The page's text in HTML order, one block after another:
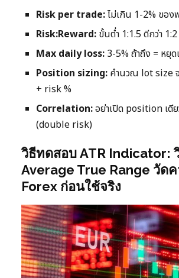
Risk per trade:ไม่เกิน 1-2% ของ
Risk:Reward: ขั้นต่ำ 1:1.5 ดีกว่า
Max daily loss: 3-5% ถ้าถึง = หยุ
Position sizing: คำนวณ lot size
+ risk %
Correlation:อย่าเปิด position เดี
(double risk)
วิธีทดสอบ ATR Indicator:
Average True Range วัด
Forex ก่อนใช้จริง